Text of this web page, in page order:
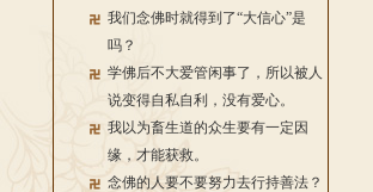
我们念佛时就得到了“大信心”是
吗？
学佛后不大爱管闲事了，所以被人
说变得自私自利，没有爱心。
我以为畜生道的众生要有一定因
缘，才能获救。
念佛的人要不要努力去行持善法？